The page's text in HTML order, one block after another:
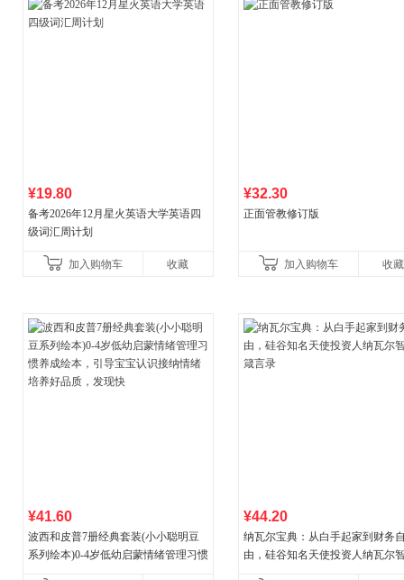
¥19.80
备考2026年12月星火英语大学英语四
级词汇周计划
加入购物车 收藏
¥32.30
正面管教修订版
加入购物车 收藏
¥41.60
波西和皮普7册经典套装(小小聪明豆
系列绘本)0-4岁低幼启蒙情绪管理习惯
¥44.20
纳瓦尔宝典：从白手起家到财务
由，硅谷知名天使投资人纳瓦尔